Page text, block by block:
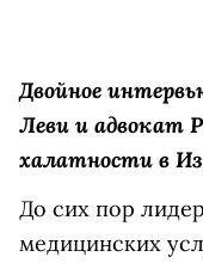
Двойное
Леви и адвокат
халатности в
До сих пор
медицинских